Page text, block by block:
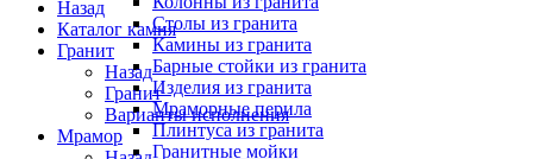
Столы из гранита
Камины из гранита
Барные стойки из гранита
Изделия из гранита
Мраморные перила
Плинтуса из гранита
Гранитные мойки
Назад
Каталог камня
Гранит
Назад
Гранит
Варианты исполнения
Мрамор